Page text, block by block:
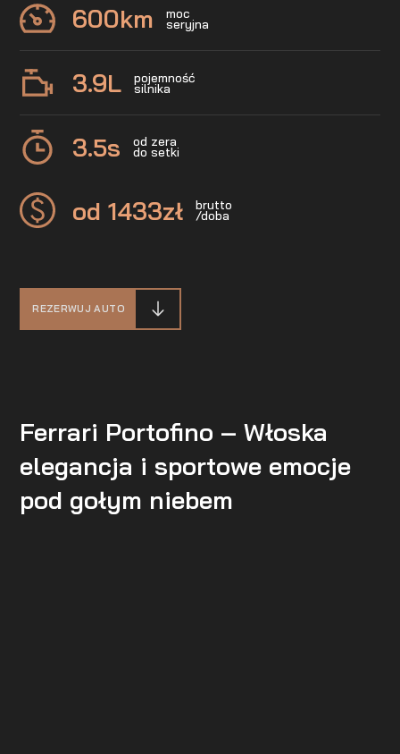
600km moc
seryjna
3.9L pojemność
silnika
3.5s od zera
do setki
od 1433zł brutto
/doba
REZERWUJ AUTO
Ferrari Portofino – Włoska
elegancja i sportowe emocje
pod gołym niebem